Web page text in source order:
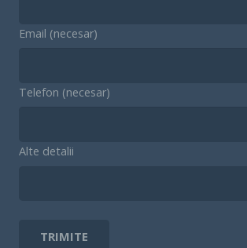
Email (necesar)
Telefon (necesar)
Alte detalii